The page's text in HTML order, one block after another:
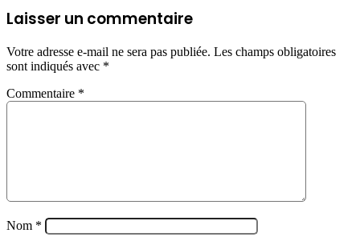
Laisser un commentaire
Votre adresse e-mail ne sera pas publiée. Les champs obligatoires
sont indiqués avec *
Commentaire *
Nom *